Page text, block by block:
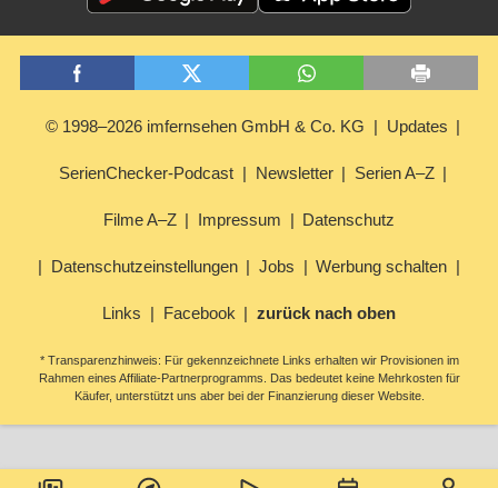
© 1998–2026 imfernsehen GmbH & Co. KG Updates
SerienChecker-Podcast Newsletter Serien A–Z
Filme A–Z Impressum Datenschutz
Datenschutzeinstellungen Jobs Werbung schalten
Links Facebook zurück nach oben
* Transparenzhinweis: Für gekennzeichnete Links erhalten wir Provisionen im
Rahmen eines Affiliate-Partnerprogramms. Das bedeutet keine Mehrkosten für
Käufer, unterstützt uns aber bei der Finanzierung dieser Website.